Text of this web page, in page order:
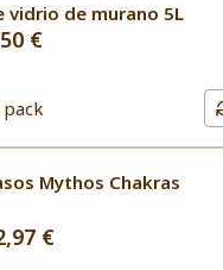
vidrio de murano 5L
€
Mythos Chakras
€